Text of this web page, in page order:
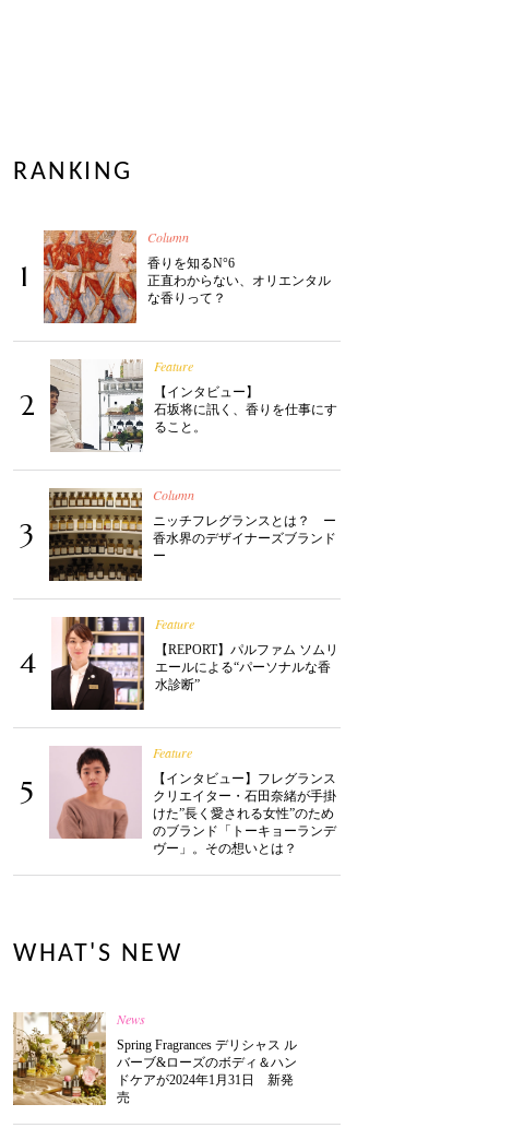
RANKING
1
Column
香りを知るN°6
正直わからない、オリエンタル
な香りって？
2
Feature
【インタビュー】
石坂将に訊く、香りを仕事にす
ること。
3
Column
ニッチフレグランスとは？ ー
香水界のデザイナーズブランド
ー
4
Feature
【REPORT】パルファム ソムリ
エールによる“パーソナルな香
水診断”
5
Feature
【インタビュー】フレグランス
クリエイター・石田奈緒が手掛
けた”長く愛される女性”のため
のブランド「トーキョーランデ
ヴー」。その想いとは？
WHAT'S NEW
News
Spring Fragrances デリシャス ル
バーブ&ローズのボディ＆ハン
ドケアが2024年1月31日 新発
売